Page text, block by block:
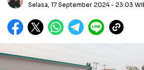
Selasa, 17 September 2024 - 23:03